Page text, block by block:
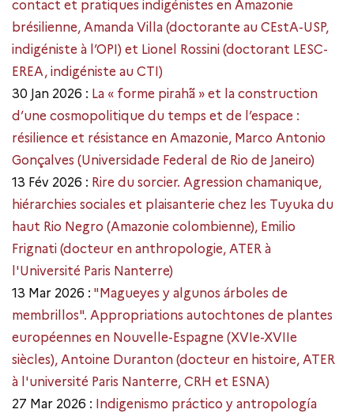
contact et pratiques indigénistes en Amazonie
brésilienne, Amanda Villa (doctorante au CEstA-USP,
indigéniste à l’OPI) et Lionel Rossini (doctorant LESC-
EREA, indigéniste au CTI)
30 Jan 2026 : La « forme pirahã » et la construction
d’une cosmopolitique du temps et de l’espace :
résilience et résistance en Amazonie, Marco Antonio
Gonçalves (Universidade Federal de Rio de Janeiro)
13 Fév 2026 : Rire du sorcier. Agression chamanique,
hiérarchies sociales et plaisanterie chez les Tuyuka du
haut Rio Negro (Amazonie colombienne), Emilio
Frignati (docteur en anthropologie, ATER à
l'Université Paris Nanterre)
13 Mar 2026 : "Magueyes y algunos árboles de
membrillos". Appropriations autochtones de plantes
européennes en Nouvelle-Espagne (XVIe-XVIIe
siècles), Antoine Duranton (docteur en histoire, ATER
à l'université Paris Nanterre, CRH et ESNA)
27 Mar 2026 : Indigenismo práctico y antropología